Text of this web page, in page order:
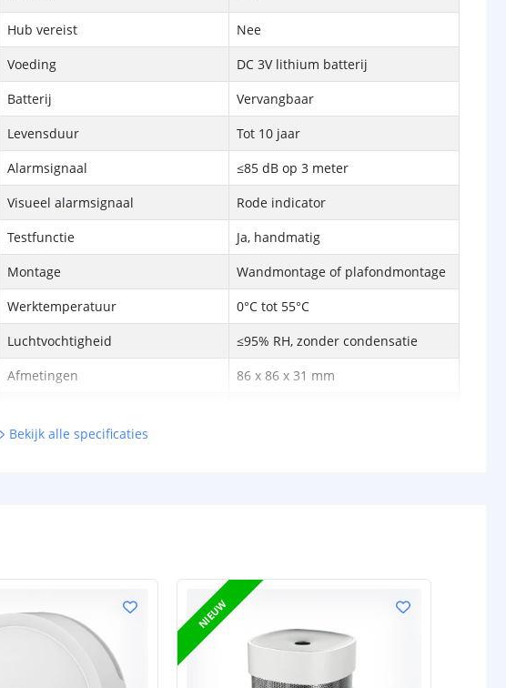
Hub vereist
Nee
Voeding
DC 3V lithium batterij
Batterij
Vervangbaar
Levensduur
Tot 10 jaar
Alarmsignaal
≤85 dB op 3 meter
Visueel alarmsignaal
Rode indicator
Testfunctie
Ja, handmatig
Montage
Wandmontage of plafondmontage
Werktemperatuur
0°C tot 55°C
Luchtvochtigheid
≤95% RH, zonder condensatie
Afmetingen
86 x 86 x 31 mm
Garantie
Bekijk alle specificaties
NIEUW